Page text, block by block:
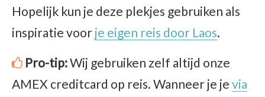
Hopelijk kun je deze plekjes gebruiken als
inspiratie voor je eigen reis door Laos.
Pro-tip:Wij gebruiken zelf altijd onze
AMEX creditcard op reis. Wanneer je je via